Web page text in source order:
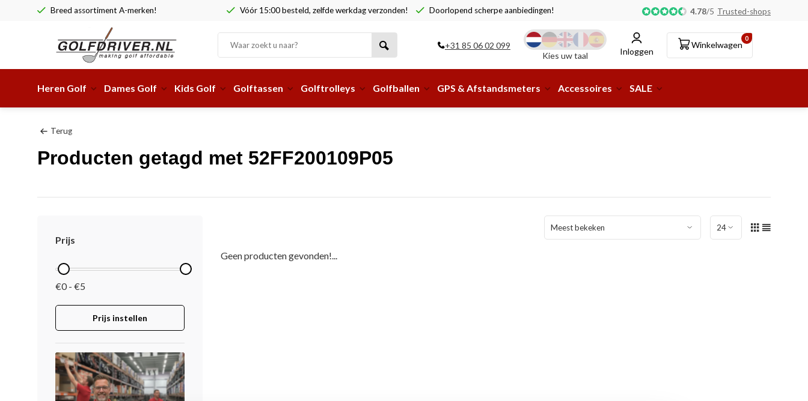
Breed assortiment A-merken! Vóór 15:00 besteld, zelfde werkdag verzonden! Doorlopend scherpe aanbiedingen! Afhalen of aflevering bij pakketshop mogelijk!
4.78/5 Trusted-shops
+31 85 06 02 099
Kies uw taal
Inloggen
0
Winkelwagen
Heren Golf Dames Golf Kids Golf Golftassen Golftrolleys Golfballen GPS & Afstandsmeters Accessoires SALE
Terug
Producten getagd met 52FF200109P05
Prijs
€0 - €5
Prijs instellen
Geen producten gevonden!...